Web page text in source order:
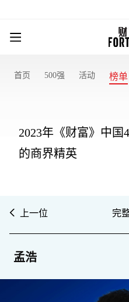
首页 500强 活动 榜单
2023年《财富》中国
的商界精英
上一位 完
孟浩